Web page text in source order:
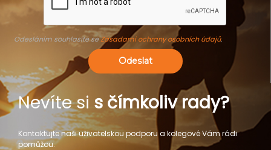
Odesláním souhlasíte seZásadami ochrany osobních údajů.
Odeslat
Nevíte si s čímkoliv rady?
Kontaktujte naši uživatelskou podporu a kolegové Vám rádi
pomůžou.